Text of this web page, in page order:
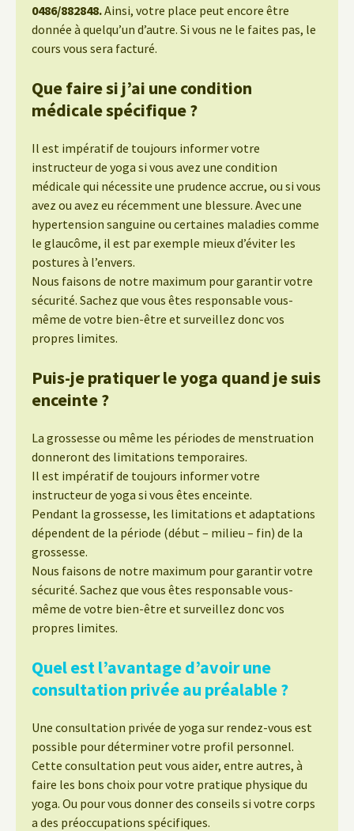
0486/882848.Ainsi, votre place peut encore être
donnée à quelqu’un d’autre. Si vous ne le faites pas, le
cours vous sera facturé.
Que faire si j’ai une condition
médicale spécifique ?
Il est impératif de toujours informer votre
instructeur de yoga si vous avez une condition
médicale qui nécessite une prudence accrue, ou si vous
avez ou avez eu récemment une blessure. Avec une
hypertension sanguine ou certaines maladies comme
le glaucôme, il est par exemple mieux d’éviter les
postures à l’envers.
Nous faisons de notre maximum pour garantir votre
sécurité. Sachez que vous êtes responsable vous-
même de votre bien-être et surveillez donc vos
propres limites.
Puis-je pratiquer le yoga quand je suis
enceinte ?
La grossesse ou même les périodes de menstruation
donneront des limitations temporaires.
Il est impératif de toujours informer votre
instructeur de yoga si vous êtes enceinte.
Pendant la grossesse, les limitations et adaptations
dépendent de la période (début – milieu – fin) de la
grossesse.
Nous faisons de notre maximum pour garantir votre
sécurité. Sachez que vous êtes responsable vous-
même de votre bien-être et surveillez donc vos
propres limites.
Quel est l’avantage d’avoir une
consultation privée au préalable ?
Une consultation privée de yoga sur rendez-vous est
possible pour déterminer votre profil personnel.
Cette consultation peut vous aider, entre autres, à
faire les bons choix pour votre pratique physique du
yoga. Ou pour vous donner des conseils si votre corps
a des préoccupations spécifiques.